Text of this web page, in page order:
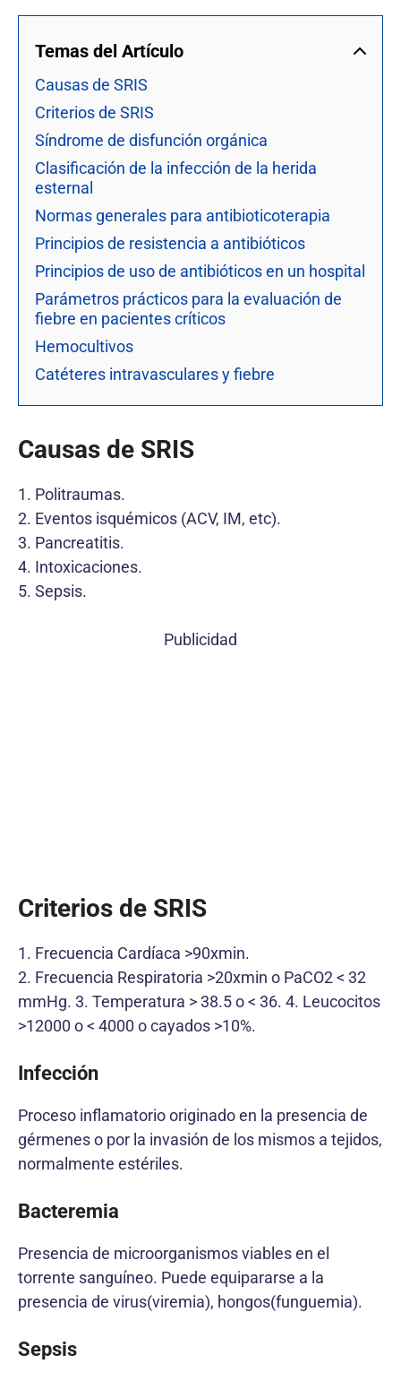
Temas del Artículo
Causas de SRIS
Criterios de SRIS
Síndrome de disfunción orgánica
Clasificación de la infección de la herida
esternal
Normas generales para antibioticoterapia
Principios de resistencia a antibióticos
Principios de uso de antibióticos en un hospital
Parámetros prácticos para la evaluación de
fiebre en pacientes críticos
Hemocultivos
Catéteres intravasculares y fiebre
Causas de SRIS
1. Politraumas.
2. Eventos isquémicos (ACV, IM, etc).
3. Pancreatitis.
4. Intoxicaciones.
5. Sepsis.
Publicidad
Criterios de SRIS
1. Frecuencia Cardíaca >90xmin.
2. Frecuencia Respiratoria >20xmin o PaCO2 < 32
mmHg. 3. Temperatura > 38.5 o < 36. 4. Leucocitos
>12000 o < 4000 o cayados >10%.
Infección
Proceso inflamatorio originado en la presencia de
gérmenes o por la invasión de los mismos a tejidos,
normalmente estériles.
Bacteremia
Presencia de microorganismos viables en el
torrente sanguíneo. Puede equipararse a la
presencia de virus(viremia), hongos(funguemia).
Sepsis